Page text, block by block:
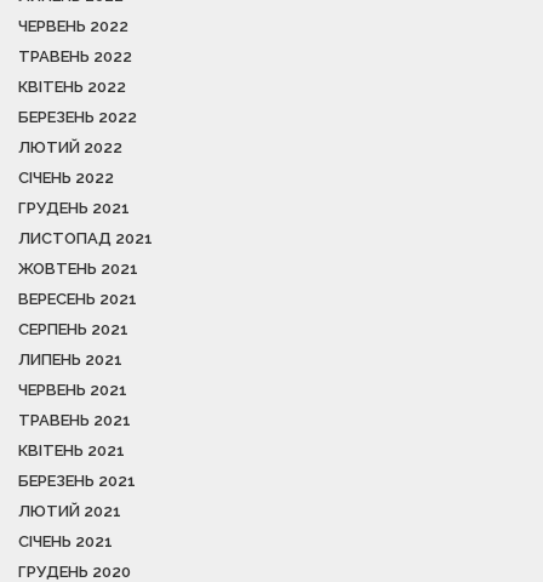
ЧЕРВЕНЬ 2022
ТРАВЕНЬ 2022
КВІТЕНЬ 2022
БЕРЕЗЕНЬ 2022
ЛЮТИЙ 2022
СІЧЕНЬ 2022
ГРУДЕНЬ 2021
ЛИСТОПАД 2021
ЖОВТЕНЬ 2021
ВЕРЕСЕНЬ 2021
СЕРПЕНЬ 2021
ЛИПЕНЬ 2021
ЧЕРВЕНЬ 2021
ТРАВЕНЬ 2021
КВІТЕНЬ 2021
БЕРЕЗЕНЬ 2021
ЛЮТИЙ 2021
СІЧЕНЬ 2021
ГРУДЕНЬ 2020